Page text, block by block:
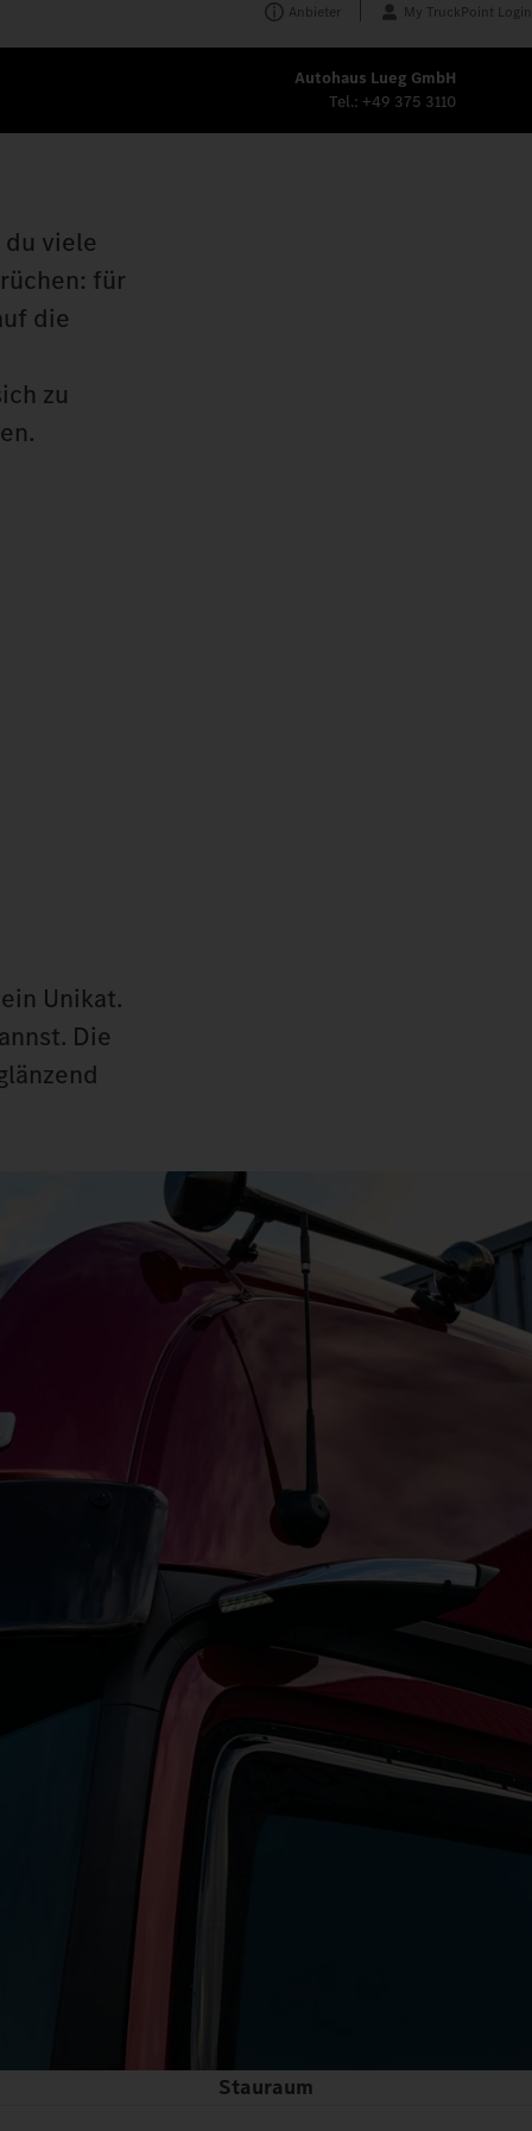
Anbieter My TruckPoint Login
Autohaus Lueg GmbH
Tel.: +49 375 3110
du viele
für
die
zu
Unikat.
Die
Stauraum